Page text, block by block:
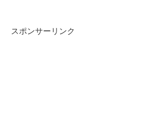
スポンサーリンク